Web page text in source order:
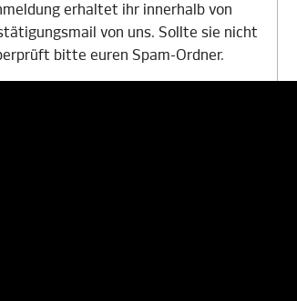
erhaltet ihr innerhalb von
von uns. Sollte sie nicht
bitte euren Spam-Ordner.